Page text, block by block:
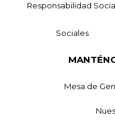
Responsabilidad
Sociales
Mesa de